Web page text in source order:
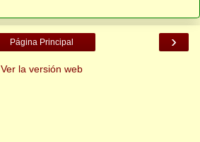
›
Página Principal
Ver la versión web